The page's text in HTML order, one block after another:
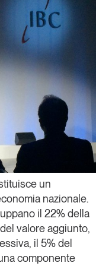
un
nazionale.
il 22% della
valore aggiunto,
il 5% del
componente